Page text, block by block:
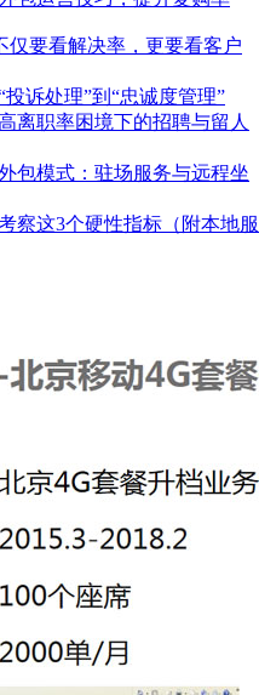
仅要看解决率，更要看客户
诉处理”到“忠诚度管理”
离职率困境下的招聘与留人
包模式：驻场服务与远程坐
察这3个硬性指标（附本地服